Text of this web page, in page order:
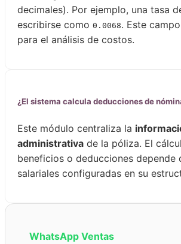
decimales). Por ejemplo, una tasa
escribirse como 0.0068. Este
para el análisis de costos.
¿El sistema calcula deducciones de
Este módulo centraliza la
administrativa de la póliza. El
beneficios o deducciones depende
salariales configuradas en su
WhatsApp Ventas